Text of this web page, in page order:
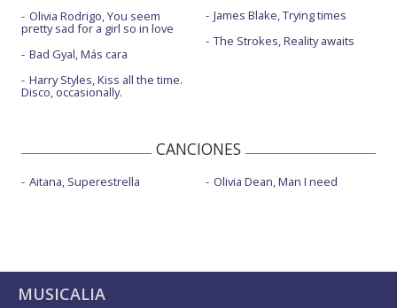
Olivia Rodrigo, You seem
pretty sad for a girl so in love
Bad Gyal, Más cara
Harry Styles, Kiss all the time.
Disco, occasionally.
James Blake, Trying times
The Strokes, Reality awaits
CANCIONES
Aitana, Superestrella Olivia Dean, Man I need
MUSICALIA